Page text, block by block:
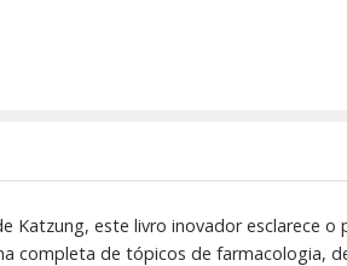
Katzung, este livro inovador esclarece
completa de tópicos de farmacologia,